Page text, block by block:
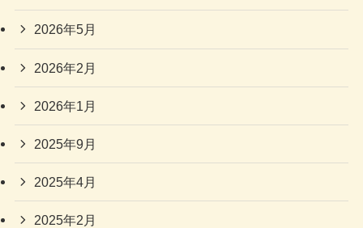
2026年5月
2026年2月
2026年1月
2025年9月
2025年4月
2025年2月